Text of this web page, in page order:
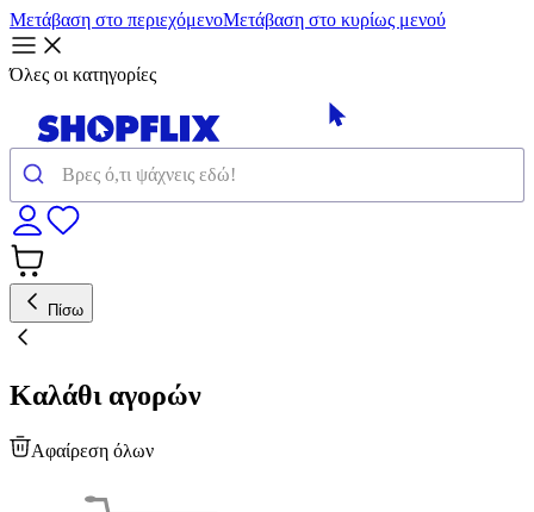
Μετάβαση στο περιεχόμενοΜετάβαση στο κυρίως μενού
Όλες οι κατηγορίες
Πίσω
Καλάθι αγορών
Αφαίρεση όλων